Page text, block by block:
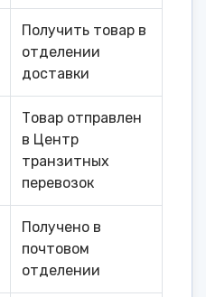
Получить товар в
отделении
доставки
Товар отправлен
в Центр
транзитных
перевозок
Получено в
почтовом
отделении